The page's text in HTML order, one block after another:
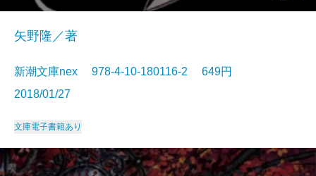
矢野隆／著
新潮文庫nex 978-4-10-180116-2 649円
2018/01/27
文庫電子書籍あり